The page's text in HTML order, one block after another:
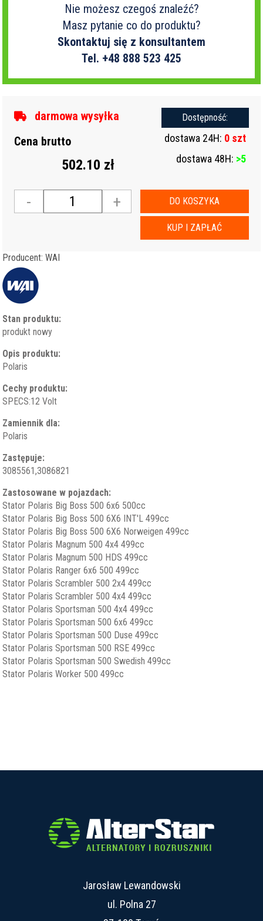
Nie możesz czegoś znaleźć?
Masz pytanie co do produktu?
Skontaktuj się z konsultantem
Tel. +48 888 523 425
Dostępność:
dostawa 24H: 0 szt
dostawa 48H: >5
darmowa wysyłka
Cena brutto
502.10 zł
- + DO KOSZYKA
KUP I ZAPŁAĆ
Producent: WAI
Stan produktu:
produkt nowy
Opis produktu:
Polaris
Cechy produktu:
SPECS:12 Volt
Zamiennik dla:
Polaris
Zastępuje:
3085561,3086821
Zastosowane w pojazdach:
Stator Polaris Big Boss 500 6x6 500cc
Stator Polaris Big Boss 500 6X6 INT'L 499cc
Stator Polaris Big Boss 500 6X6 Norweigen 499cc
Stator Polaris Magnum 500 4x4 499cc
Stator Polaris Magnum 500 HDS 499cc
Stator Polaris Ranger 6x6 500 499cc
Stator Polaris Scrambler 500 2x4 499cc
Stator Polaris Scrambler 500 4x4 499cc
Stator Polaris Sportsman 500 4x4 499cc
Stator Polaris Sportsman 500 6x6 499cc
Stator Polaris Sportsman 500 Duse 499cc
Stator Polaris Sportsman 500 RSE 499cc
Stator Polaris Sportsman 500 Swedish 499cc
Stator Polaris Worker 500 499cc
Jarosław Lewandowski
ul. Polna 27